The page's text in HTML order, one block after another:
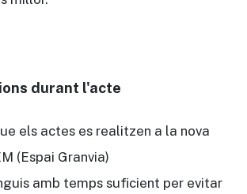
durant l'acte
els actes es realitzen a la nova
(Espai Granvia)
amb temps suficient per evitar